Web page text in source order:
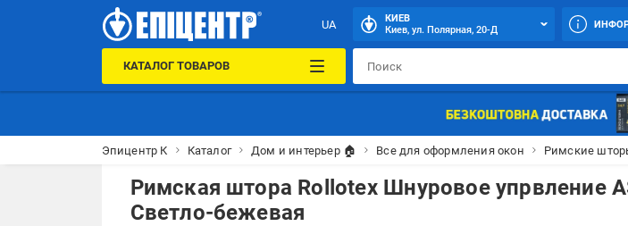
UA
КИЕВ
Киев, ул. Полярная, 20-Д
КАТАЛОГ ТОВАРОВ
Эпицентр К Каталог Дом и интерьер 🏠 Все для оформления окон Римские
Римская штора Rollotex Шнуровое упрвление
Светло-бежевая